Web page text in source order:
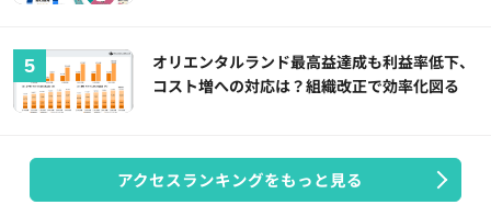
オリエンタルランド最高益達成も利益率低下、
コスト増への対応は？組織改正で効率化図る
アクセスランキングをもっと見る